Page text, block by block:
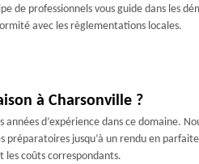
de professionnels vous guide dans les
avec les règlementations locales.
à Charsonville ?
d’expérience dans ce domaine.
jusqu’à un rendu en
les coûts correspondants.